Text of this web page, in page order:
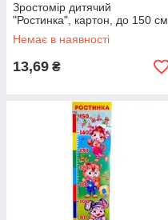
Зростомір дитячий
"Ростинка", картон, до 150 см
Немає в наявності
13,69 ₴